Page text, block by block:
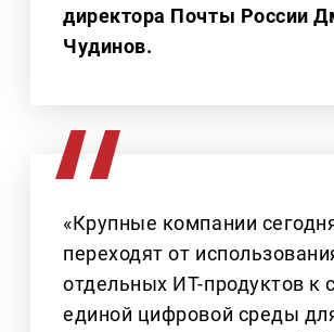
директора Почты России
Чудинов.
«Крупные компании
переходят от
отдельных ИТ-продуктов к
единой цифровой среды